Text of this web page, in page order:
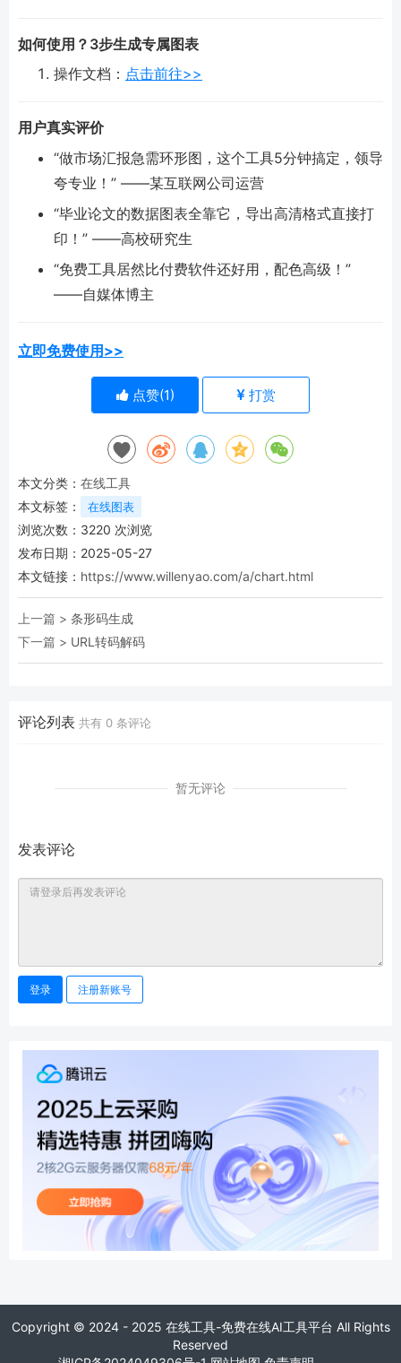
如何使用？3步生成专属图表
操作文档： 点击前往>>
用户真实评价
“做市场汇报急需环形图，这个工具5分钟搞定，领导
夸专业！” ——某互联网公司运营
“毕业论文的数据图表全靠它，导出高清格式直接打
印！” ——高校研究生
“免费工具居然比付费软件还好用，配色高级！”
——自媒体博主
立即免费使用>>
点赞(1) 打赏
本文分类： 在线工具
本文标签：
在线图表
浏览次数： 3220 次浏览
发布日期：2025-05-27
本文链接： https://www.willenyao.com/a/chart.html
上一篇 > 条形码生成
下一篇 > URL转码解码
评论列表 共有 0 条评论
暂无评论
发表评论
登录 注册新账号
Copyright © 2024 - 2025 在线工具-免费在线AI工具平台 All Rights
Reserved